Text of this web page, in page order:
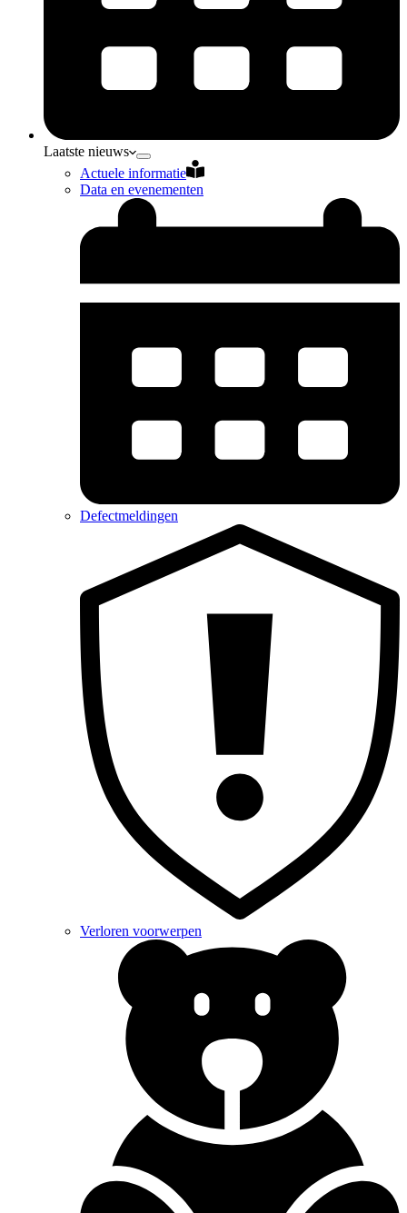
Laatste nieuws
Actuele informatie
Data en evenementen
Defectmeldingen
Verloren voorwerpen